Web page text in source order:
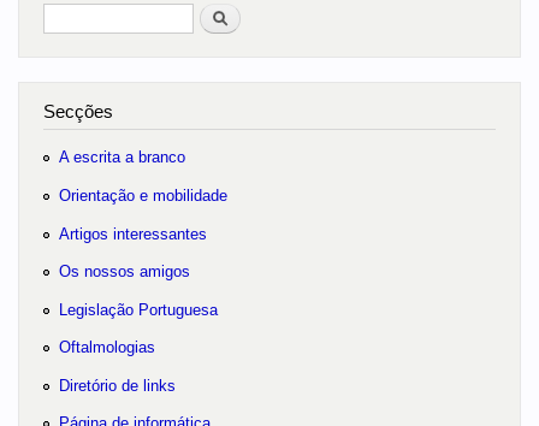
Pesquisar
no portal
Secções
A escrita a branco
Orientação e mobilidade
Artigos interessantes
Os nossos amigos
Legislação Portuguesa
Oftalmologias
Diretório de links